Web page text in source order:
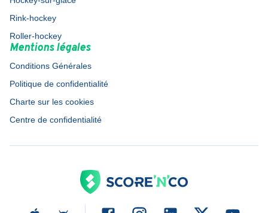
Rink-hockey
Roller-hockey
Mentions légales
Conditions Générales
Politique de confidentialité
Charte sur les cookies
Centre de confidentialité